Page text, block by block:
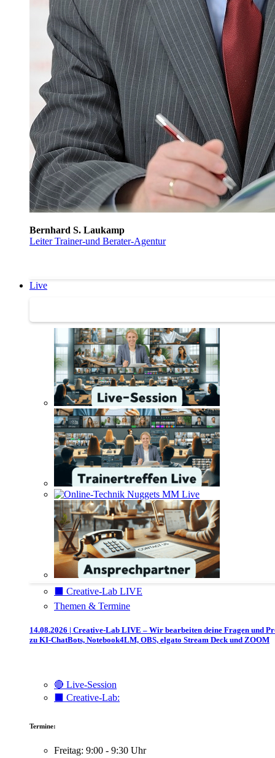
Bernhard S. Laukamp
Leiter Trainer-und Berater-Agentur
Live
⬛️ Creative-Lab LIVE
Themen & Termine
14.08.2026 | Creative-Lab LIVE – Wir bearbeiten deine Fragen und
zu KI-ChatBots, Notebook4LM, OBS, elgato Stream Deck und ZOOM
🔴 Live-Session
⬛️ Creative-Lab:
Termine:
Freitag: 9:00 - 9:30 Uhr